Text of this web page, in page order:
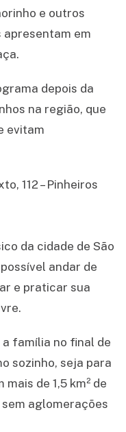
e outros
em
depois da
na região, que
evitam
112 – Pinheiros
da cidade de São
andar de
e praticar sua
família no final de
sozinho, seja para
de 1,5 km² de
aglomerações